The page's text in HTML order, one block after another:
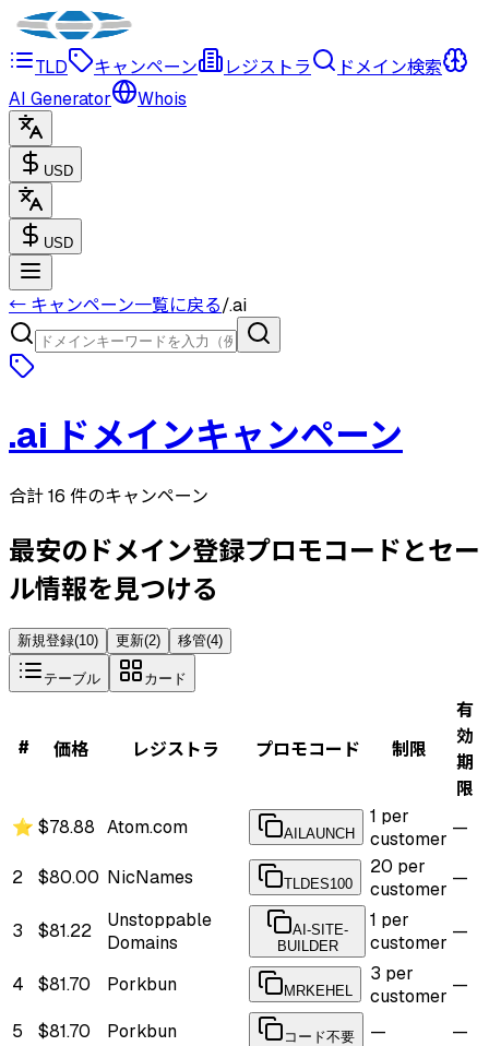
TLD キャンペーン レジストラ
ドメイン検索
AI Generator
Whois
USD
USD
← キャンペーン一覧に戻る/.ai
.ai ドメインキャンペーン
合計 16 件のキャンペーン
最安のドメイン登録プロモコードとセー
ル情報を見つける
新規登録(10) 更新(2) 移管(4)
テーブル カード
# 価格 レジストラ プロモコード 制限
有
効
期
限
⭐ $78.88 Atom.com AILAUNCH
1 per
customer
—
2 $80.00 NicNames TLDES100
20 per
customer
—
3 $81.22
Unstoppable
Domains
AI-SITE-
BUILDER
1 per
customer
—
4 $81.70 Porkbun MRKEHEL
3 per
customer
—
5 $81.70 Porkbun コード不要 — —